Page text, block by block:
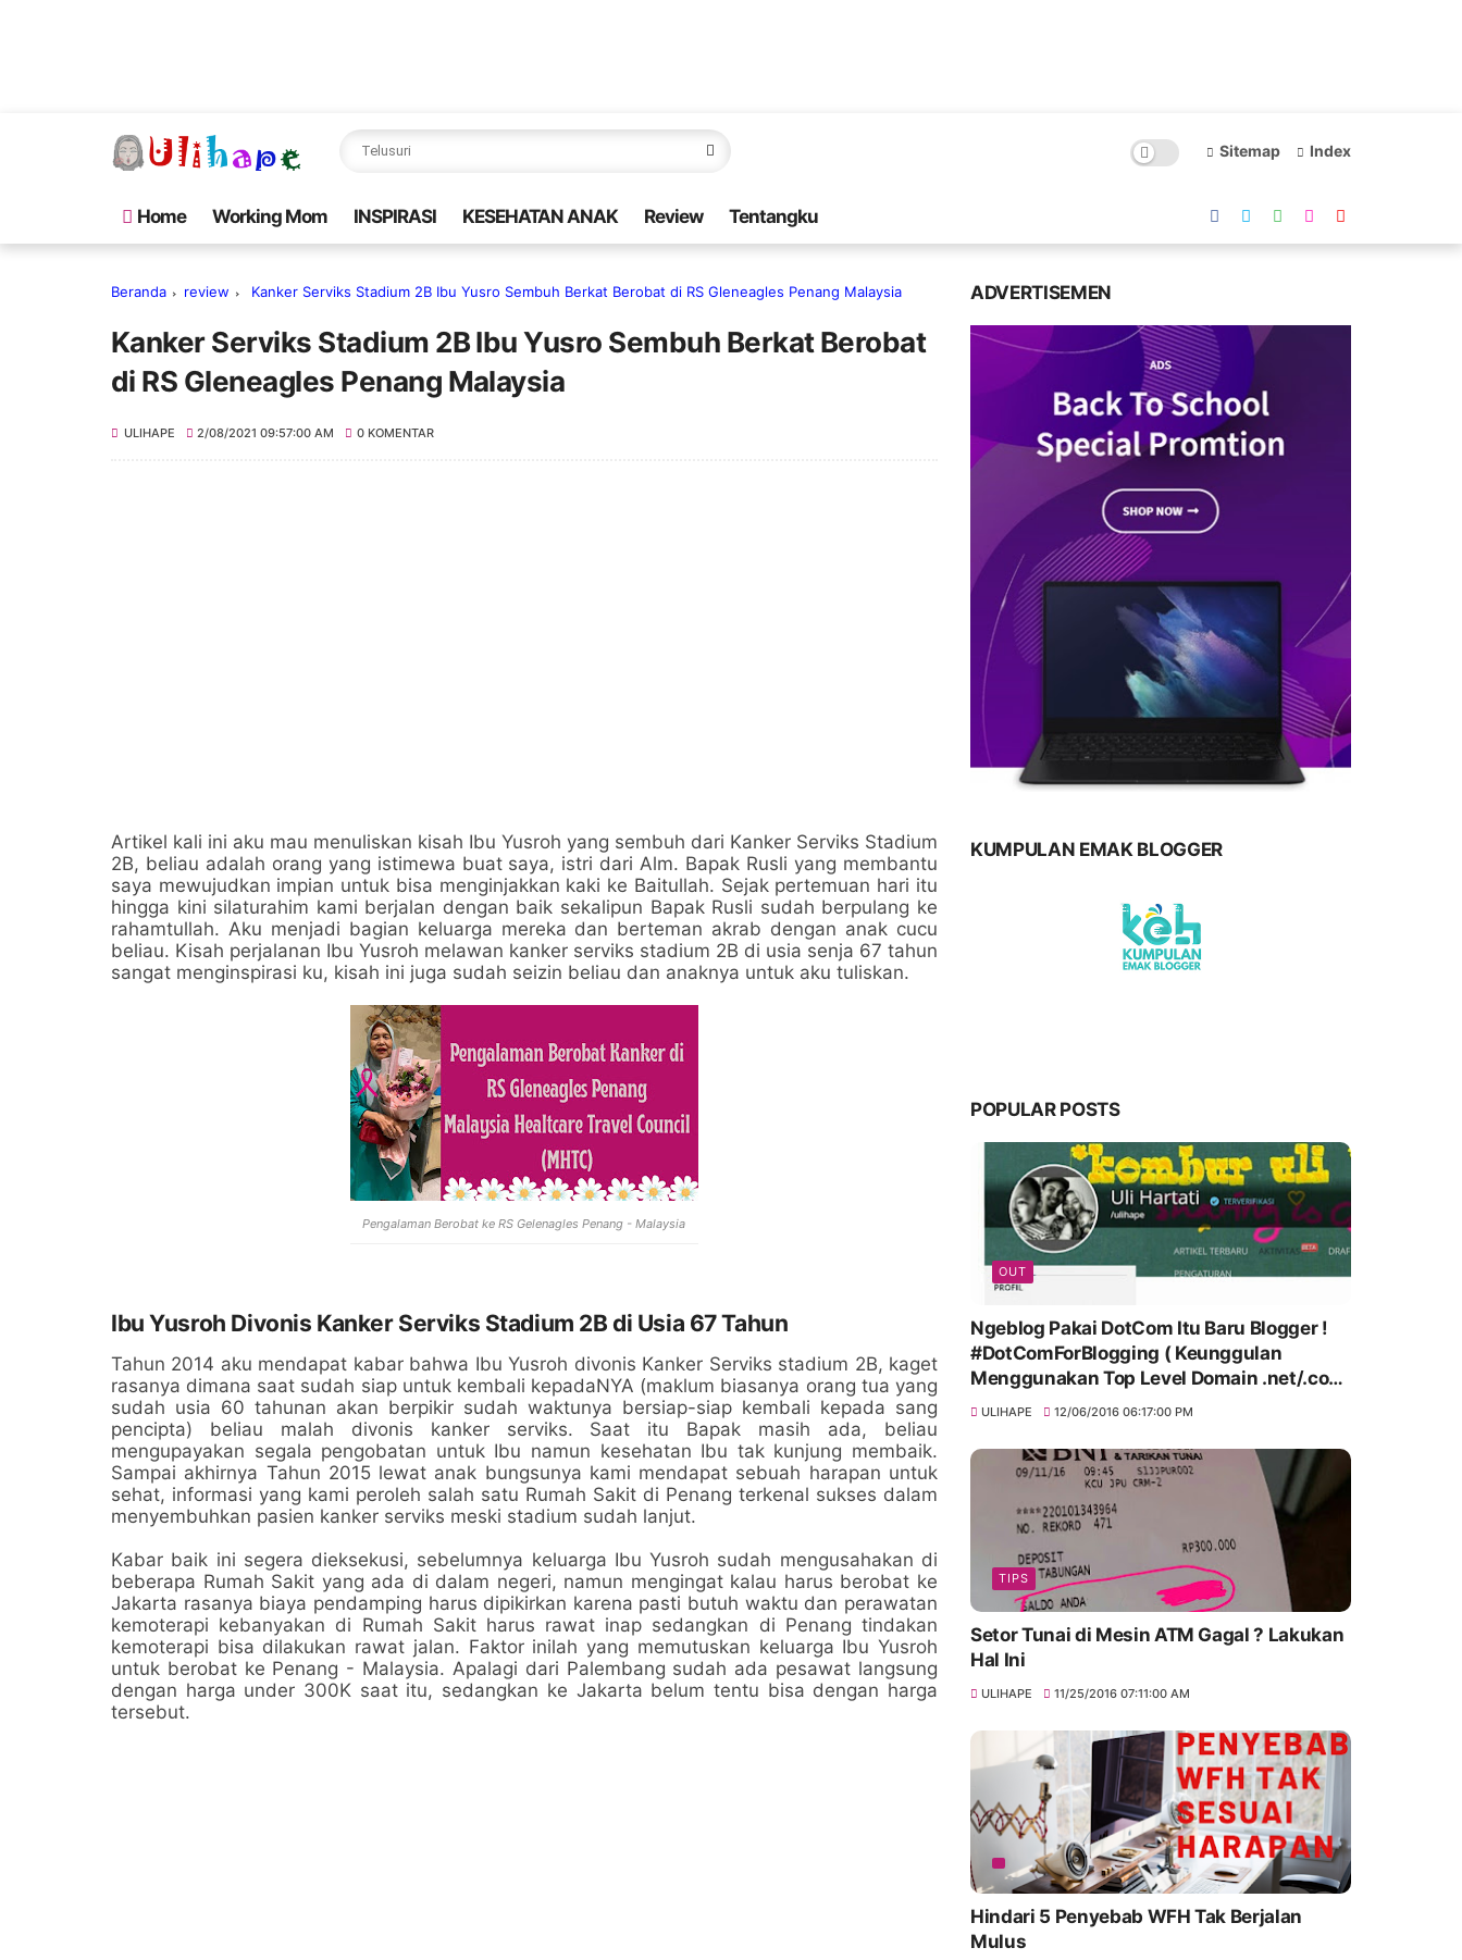
Sitemap Index
Home Working Mom INSPIRASI KESEHATAN ANAK Review Tentangku
Beranda review Kanker Serviks Stadium 2B Ibu Yusro Sembuh Berkat Berobat di RS Gleneagles Penang Malaysia
Kanker Serviks Stadium 2B Ibu Yusro Sembuh Berkat Berobat
di RS Gleneagles Penang Malaysia
ULIHAPE 2/08/2021 09:57:00 AM 0 KOMENTAR
Artikel kali ini aku mau menuliskan kisah Ibu Yusroh yang sembuh dari Kanker Serviks Stadium
2B, beliau adalah orang yang istimewa buat saya, istri dari Alm. Bapak Rusli yang membantu
saya mewujudkan impian untuk bisa menginjakkan kaki ke Baitullah. Sejak pertemuan hari itu
hingga kini silaturahim kami berjalan dengan baik sekalipun Bapak Rusli sudah berpulang ke
rahamtullah. Aku menjadi bagian keluarga mereka dan berteman akrab dengan anak cucu
beliau. Kisah perjalanan Ibu Yusroh melawan kanker serviks stadium 2B di usia senja 67 tahun
sangat menginspirasi ku, kisah ini juga sudah seizin beliau dan anaknya untuk aku tuliskan.
Pengalaman Berobat ke RS Gelenagles Penang - Malaysia
Ibu Yusroh Divonis Kanker Serviks Stadium 2B di Usia 67 Tahun
Tahun 2014 aku mendapat kabar bahwa Ibu Yusroh divonis Kanker Serviks stadium 2B, kaget
rasanya dimana saat sudah siap untuk kembali kepadaNYA (maklum biasanya orang tua yang
sudah usia 60 tahunan akan berpikir sudah waktunya bersiap-siap kembali kepada sang
pencipta) beliau malah divonis kanker serviks. Saat itu Bapak masih ada, beliau
mengupayakan segala pengobatan untuk Ibu namun kesehatan Ibu tak kunjung membaik.
Sampai akhirnya Tahun 2015 lewat anak bungsunya kami mendapat sebuah harapan untuk
sehat, informasi yang kami peroleh salah satu Rumah Sakit di Penang terkenal sukses dalam
menyembuhkan pasien kanker serviks meski stadium sudah lanjut.
Kabar baik ini segera dieksekusi, sebelumnya keluarga Ibu Yusroh sudah mengusahakan di
beberapa Rumah Sakit yang ada di dalam negeri, namun mengingat kalau harus berobat ke
Jakarta rasanya biaya pendamping harus dipikirkan karena pasti butuh waktu dan perawatan
kemoterapi kebanyakan di Rumah Sakit harus rawat inap sedangkan di Penang tindakan
kemoterapi bisa dilakukan rawat jalan. Faktor inilah yang memutuskan keluarga Ibu Yusroh
untuk berobat ke Penang - Malaysia. Apalagi dari Palembang sudah ada pesawat langsung
dengan harga under 300K saat itu, sedangkan ke Jakarta belum tentu bisa dengan harga
tersebut.
ADVERTISEMEN
KUMPULAN EMAK BLOGGER
POPULAR POSTS
OUT
Ngeblog Pakai DotCom Itu Baru Blogger !
#DotComForBlogging ( Keunggulan
Menggunakan Top Level Domain .net/.com
) ULIHAPE 12/06/2016 06:17:00 PM
TIPS
Setor Tunai di Mesin ATM Gagal ? Lakukan
Hal Ini
ULIHAPE 11/25/2016 07:11:00 AM
Hindari 5 Penyebab WFH Tak Berjalan
Mulus